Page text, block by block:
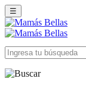
☰